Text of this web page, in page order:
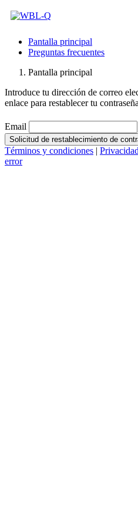
Pantalla principal
Preguntas frecuentes
Pantalla principal
Introduce tu dirección de correo
enlace para restablecer tu contraseña
Email
Solicitud de restablecimiento de
Términos y condiciones |
error